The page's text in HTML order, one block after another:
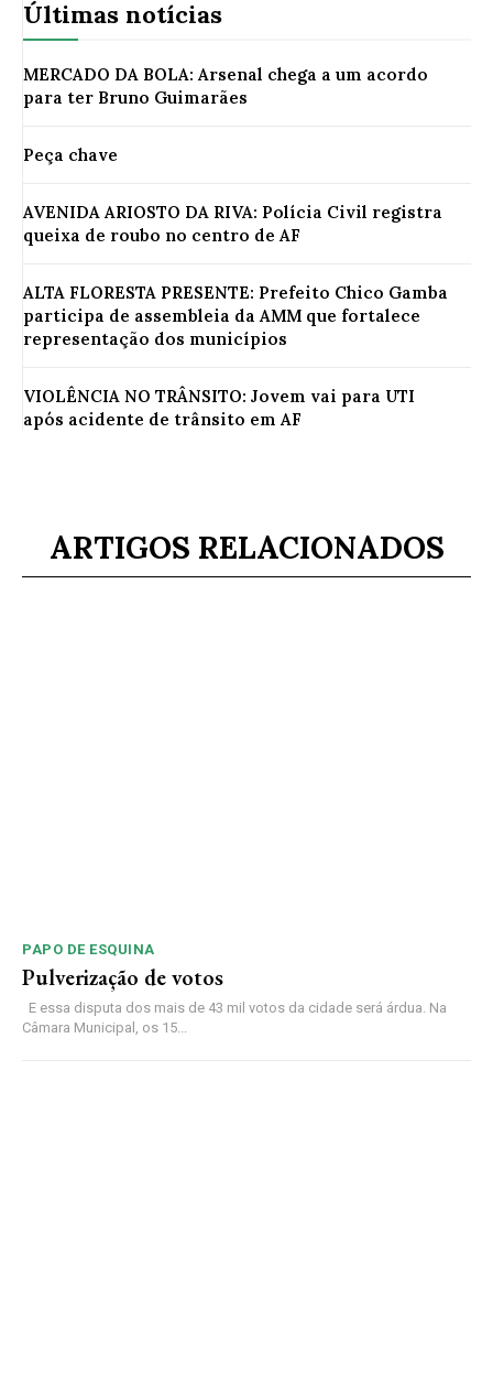
Últimas notícias
MERCADO DA BOLA: Arsenal chega a um acordo
para ter Bruno Guimarães
Peça chave
AVENIDA ARIOSTO DA RIVA: Polícia Civil registra
queixa de roubo no centro de AF
ALTA FLORESTA PRESENTE: Prefeito Chico Gamba
participa de assembleia da AMM que fortalece
representação dos municípios
VIOLÊNCIA NO TRÂNSITO: Jovem vai para UTI
após acidente de trânsito em AF
ARTIGOS RELACIONADOS
PAPO DE ESQUINA
Pulverização de votos
E essa disputa dos mais de 43 mil votos da cidade será árdua. Na
Câmara Municipal, os 15...